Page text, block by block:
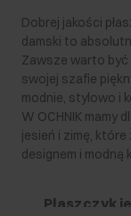
Dobrej jakości
damski to
Zawsze warto
swojej szafie
modnie, stylowo i
W OCHNIK mamy
jesień i zimę,
designem i modną
Płaszczyk